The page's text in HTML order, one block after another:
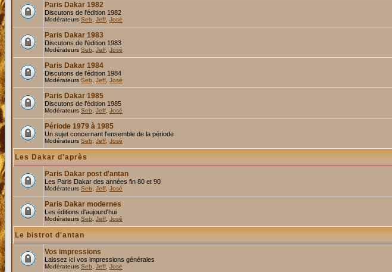
Paris Dakar 1982
Discutons de l'édition 1982
Modérateurs Seb Jeff José
Paris Dakar 1983
Discutons de l'édition 1983
Modérateurs Seb Jeff José
Paris Dakar 1984
Discutons de l'édition 1984
Modérateurs Seb Jeff José
Paris Dakar 1985
Discutons de l'édition 1985
Modérateurs Seb Jeff José
Période 1979 à 1985
Un sujet concernant l'ensemble de la période
Modérateurs Seb Jeff José
Les Dakar d'après
Paris Dakar post d'antan
Les Paris Dakar des années fin 80 et 90
Modérateurs Seb Jeff José
Paris Dakar modernes
Les éditions d'aujourd'hui
Modérateurs Seb Jeff José
Le bistrot d'antan
Vos impressions
Laissez ici vos impressions générales
Modérateurs Seb Jeff José